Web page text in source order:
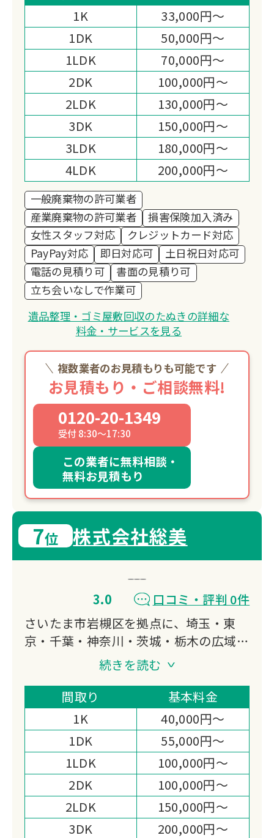
げ、一廃自社許可と産廃許可の二重廃棄
物体制と損害保険加入で地元から愛され
ています。
1K
33,000円～
1DK
50,000円～
1LDK
70,000円～
2DK
100,000円～
2LDK
130,000円～
3DK
150,000円～
3LDK
180,000円～
4LDK
200,000円～
一般廃棄物の許可業者
産業廃棄物の許可業者
損害保険加入済み
女性スタッフ対応
クレジットカード対応
PayPay対応
即日対応可
土日祝日対応可
電話の見積り可
書面の見積り可
立ち会いなしで作業可
遺品整理・ゴミ屋敷回収のたぬきの詳細な
料金・サービスを見る
複数業者のお見積もりも可能です
お見積もり・ご相談無料!
0120-20-1349
受付 8:30～17:30
この業者に無料相談・
無料お見積もり
7位 株式会社総美
3.0
口コミ・評判 0件
さいたま市岩槻区を拠点に、埼玉・東
京・千葉・神奈川・茨城・栃木の広域で
ごみ回収・遺品整理・ごみ屋敷清掃を展
開する株式会社総美。無料現地見積も
り、即日対応可能。お仏壇の供養・魂抜
きも実施し、他社で断られた不用品にも
対応します。SDGs認証企業として環境
保護にも取り組んでいます。
続きを読む
間取り
基本料金
1K
40,000円～
1DK
55,000円～
1LDK
100,000円～
2DK
100,000円～
2LDK
150,000円～
3DK
200,000円～